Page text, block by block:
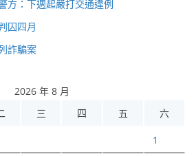
方：下週起嚴打交通違例
囚四月
詐騙案
2026 年 8 月
三 四 五 六
1